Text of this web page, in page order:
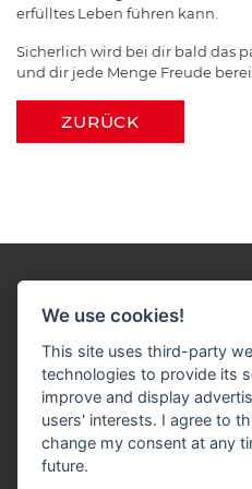
erfülltes Leben führen kann.
Sicherlich wird bei dir bald das
und dir jede Menge Freude
ZURÜCK
Impressum
Cookie-
We use cookies!
This site uses third-party
technologies to provide its
improve and display
users' interests. I agree to
change my consent at any
future.